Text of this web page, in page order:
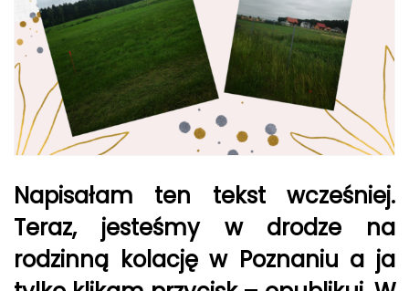
Napisałam ten tekst wcześniej.
Teraz, jesteśmy w drodze na
rodzinną kolację w Poznaniu a ja